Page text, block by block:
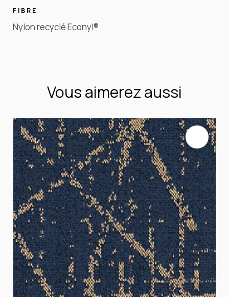
FIBRE
Nylon recyclé Econyl®
Vous aimerez aussi